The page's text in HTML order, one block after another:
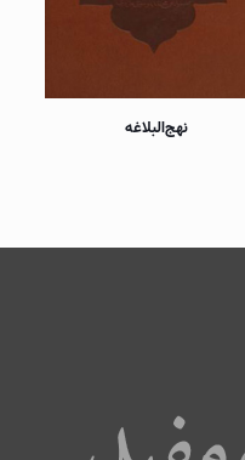
نهج‌­البلاغه